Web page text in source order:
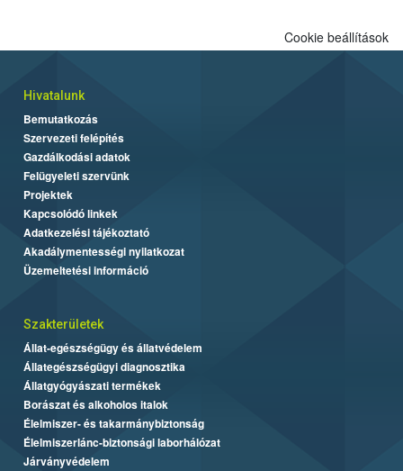
Cookie beállítások
Hivatalunk
Bemutatkozás
Szervezeti felépítés
Gazdálkodási adatok
Felügyeleti szervünk
Projektek
Kapcsolódó linkek
Adatkezelési tájékoztató
Akadálymentességi nyilatkozat
Üzemeltetési információ
Szakterületek
Állat-egészségügy és állatvédelem
Állategészségügyi diagnosztika
Állatgyógyászati termékek
Borászat és alkoholos italok
Élelmiszer- és takarmánybiztonság
Élelmiszerlánc-biztonsági laborhálózat
Járványvédelem